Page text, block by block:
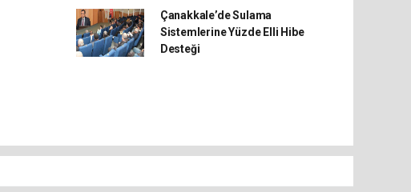
Çanakkale’de Sulama
Sistemlerine Yüzde Elli Hibe
Desteği